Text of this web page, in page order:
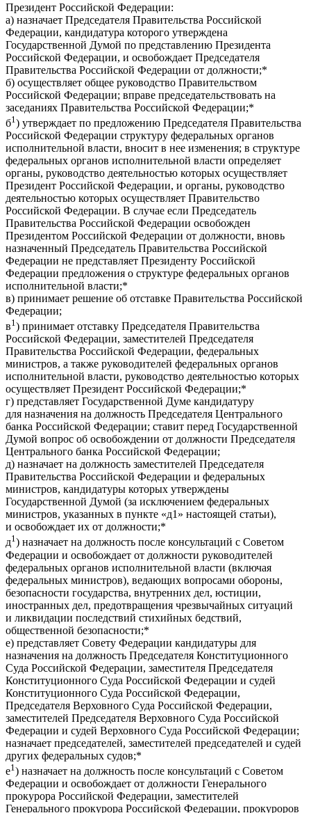
Президент Российской Федерации:
а) назначает Председателя Правительства Российской
Федерации, кандидатура которого утверждена
Государственной Думой по представлению Президента
Российской Федерации, и освобождает Председателя
Правительства Российской Федерации от должности;*
б) осуществляет общее руководство Правительством
Российской Федерации; вправе председательствовать на
заседаниях Правительства Российской Федерации;*
б1 ) утверждает по предложению Председателя Правительства
Российской Федерации структуру федеральных органов
исполнительной власти, вносит в нее изменения; в структуре
федеральных органов исполнительной власти определяет
органы, руководство деятельностью которых осуществляет
Президент Российской Федерации, и органы, руководство
деятельностью которых осуществляет Правительство
Российской Федерации. В случае если Председатель
Правительства Российской Федерации освобожден
Президентом Российской Федерации от должности, вновь
назначенный Председатель Правительства Российской
Федерации не представляет Президенту Российской
Федерации предложения о структуре федеральных органов
исполнительной власти;*
в) принимает решение об отставке Правительства Российской
Федерации;
в1) принимает отставку Председателя Правительства
Российской Федерации, заместителей Председателя
Правительства Российской Федерации, федеральных
министров, а также руководителей федеральных органов
исполнительной власти, руководство деятельностью которых
осуществляет Президент Российской Федерации;*
г) представляет Государственной Думе кандидатуру
для назначения на должность Председателя Центрального
банка Российской Федерации; ставит перед Государственной
Думой вопрос об освобождении от должности Председателя
Центрального банка Российской Федерации;
д) назначает на должность заместителей Председателя
Правительства Российской Федерации и федеральных
министров, кандидатуры которых утверждены
Государственной Думой (за исключением федеральных
министров, указанных в пункте «д1» настоящей статьи),
и освобождает их от должности;*
д1) назначает на должность после консультаций с Советом
Федерации и освобождает от должности руководителей
федеральных органов исполнительной власти (включая
федеральных министров), ведающих вопросами обороны,
безопасности государства, внутренних дел, юстиции,
иностранных дел, предотвращения чрезвычайных ситуаций
и ликвидации последствий стихийных бедствий,
общественной безопасности;*
е) представляет Совету Федерации кандидатуры для
назначения на должность Председателя Конституционного
Суда Российской Федерации, заместителя Председателя
Конституционного Суда Российской Федерации и судей
Конституционного Суда Российской Федерации,
Председателя Верховного Суда Российской Федерации,
заместителей Председателя Верховного Суда Российской
Федерации и судей Верховного Суда Российской Федерации;
назначает председателей, заместителей председателей и судей
других федеральных судов;*
е1 ) назначает на должность после консультаций с Советом
Федерации и освобождает от должности Генерального
прокурора Российской Федерации, заместителей
Генерального прокурора Российской Федерации, прокуроров